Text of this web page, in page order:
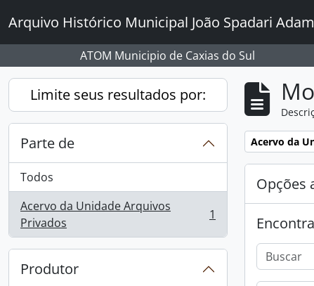
Arquivo Histórico Municipal João Spadari
ATOM Municipio de Caxias do Sul
Limite seus resultados por:
Parte de
Todos
Acervo da Unidade Arquivos
Privados
, 1 resultados 1
Produtor
Remover
Acervo da
Opções